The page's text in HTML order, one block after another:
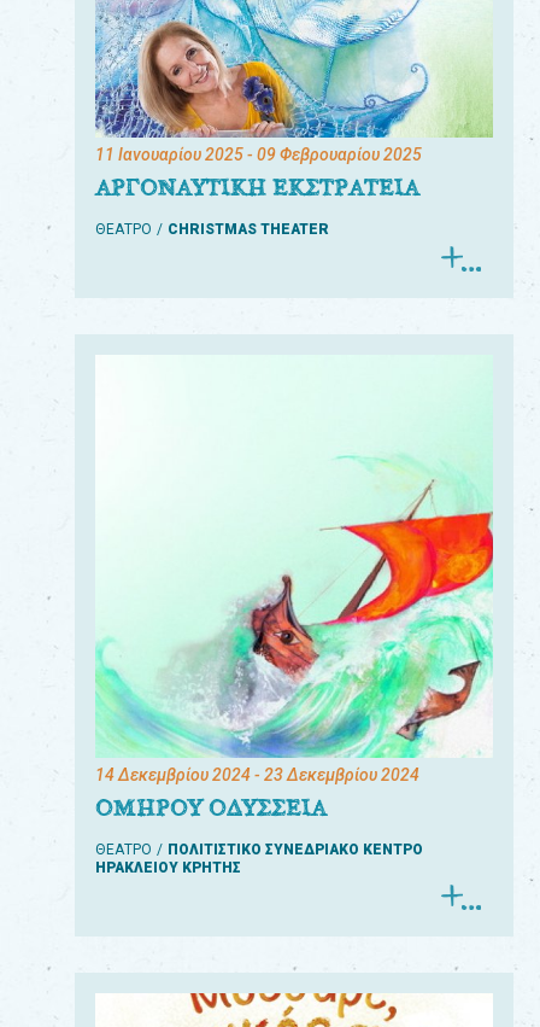
11 Ιανουαρίου 2025- 09 Φεβρουαρίου 2025
ΑΡΓΟΝΑΥΤΙΚΗ ΕΚΣΤΡΑΤΕΙΑ
ΘΕΑΤΡΟ CHRISTMAS THEATER
14 Δεκεμβρίου 2024- 23 Δεκεμβρίου 2024
ΟΜΗΡΟΥ ΟΔΥΣΣΕΙΑ
ΘΕΑΤΡΟ
ΠΟΛΙΤΙΣΤΙΚΟ ΣΥΝΕΔΡΙΑΚΟ ΚΕΝΤΡΟ
ΗΡΑΚΛΕΙΟΥ ΚΡΗΤΗΣ